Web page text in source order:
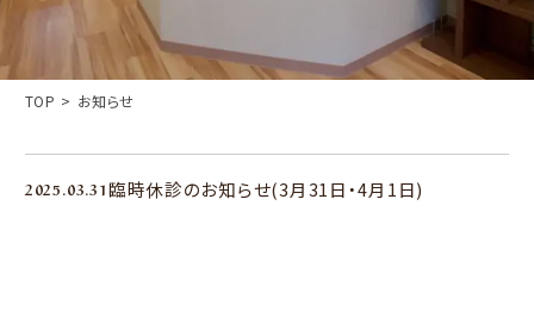
TOP お知らせ
2025.03.31臨時休診のお知らせ(3月31日・4月1日)